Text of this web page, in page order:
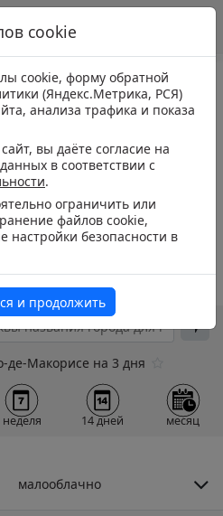
де-Макорисе на 3 дня
неделя 14 дней месяц
малооблачно
cookie
cookie, форму обратной
(Яндекс.Метрика, РСЯ)
анализа трафика и показа
вы даёте согласие на
в соответствии с
.
ограничить или
файлов cookie,
настройки безопасности в
и продолжить